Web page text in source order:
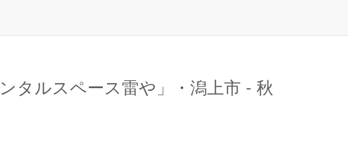
タルスペース雷や」・潟上市 - 秋